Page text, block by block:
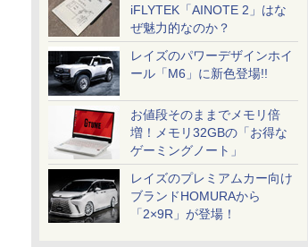
iFLYTEK「AINOTE 2」はな
ぜ魅力的なのか？
レイズのパワーデザインホイ
ール「M6」に新色登場!!
お値段そのままでメモリ倍
増！メモリ32GBの「お得な
ゲーミングノート」
レイズのプレミアムカー向け
ブランドHOMURAから
「2×9R」が登場！